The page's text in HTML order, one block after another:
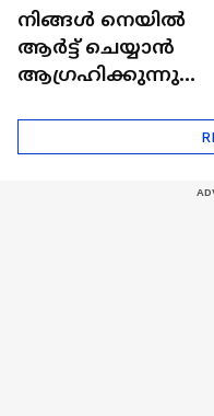
നിങ്ങൾ നെയിൽ
ആർട്ട് ചെയ്യാൻ
Nail Art | Trends